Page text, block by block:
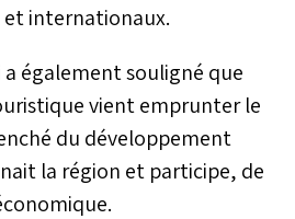
internationaux.
également souligné que
vient emprunter le
du développement
la région et participe, de